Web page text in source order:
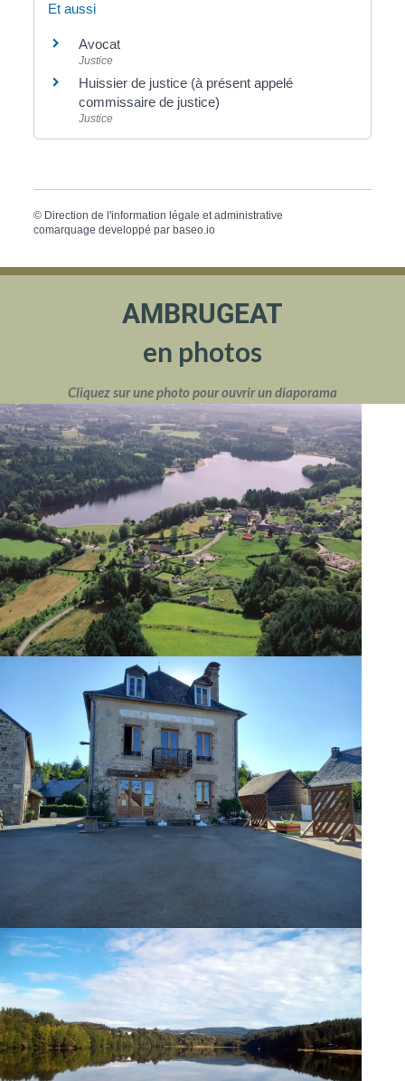
Et aussi
Avocat
Justice
Huissier de justice (à présent appelé
commissaire de justice)
Justice
© Direction de l'information légale et administrative
comarquage developpé par baseo.io
AMBRUGEAT
en photos
Cliquez sur une photo pour ouvrir un diaporama